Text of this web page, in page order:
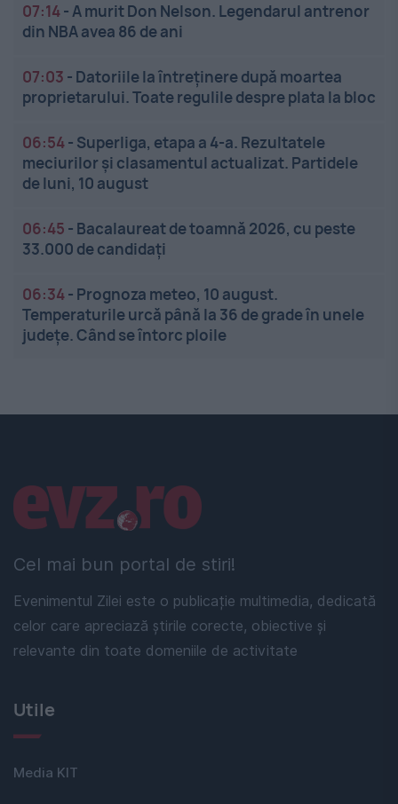
07:14-A murit Don Nelson. Legendarul antrenor
din NBA avea 86 de ani
07:03 - Datoriile la întreținere după moartea
proprietarului. Toate regulile despre plata la bloc
06:54- Superliga, etapa a 4-a. Rezultatele
meciurilor și clasamentul actualizat. Partidele
de luni, 10 august
06:45 - Bacalaureat de toamnă 2026, cu peste
33.000 de candidați
06:34- Prognoza meteo, 10 august.
Temperaturile urcă până la 36 de grade în unele
județe. Când se întorc ploile
Cel mai bun portal de stiri!
Evenimentul Zilei este o publicație multimedia, dedicată
celor care apreciază știrile corecte, obiective și
relevante din toate domeniile de activitate
Linkuri utile
Utile
Media KIT